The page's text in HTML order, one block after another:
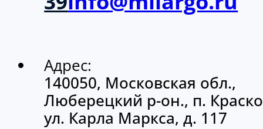
Адрес:
140050, Московская обл.,
Люберецкий р-он., п.
ул. Карла Маркса, д. 117